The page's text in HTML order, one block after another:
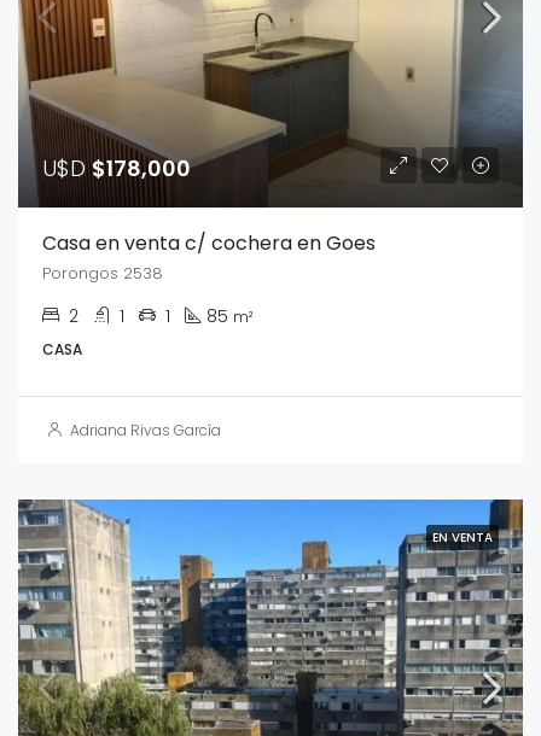
U$D$178,000
Casa en venta c/ cochera en Goes
Porongos 2538
2 1 1 85 m²
CASA
Adriana Rivas García
EN VENTA